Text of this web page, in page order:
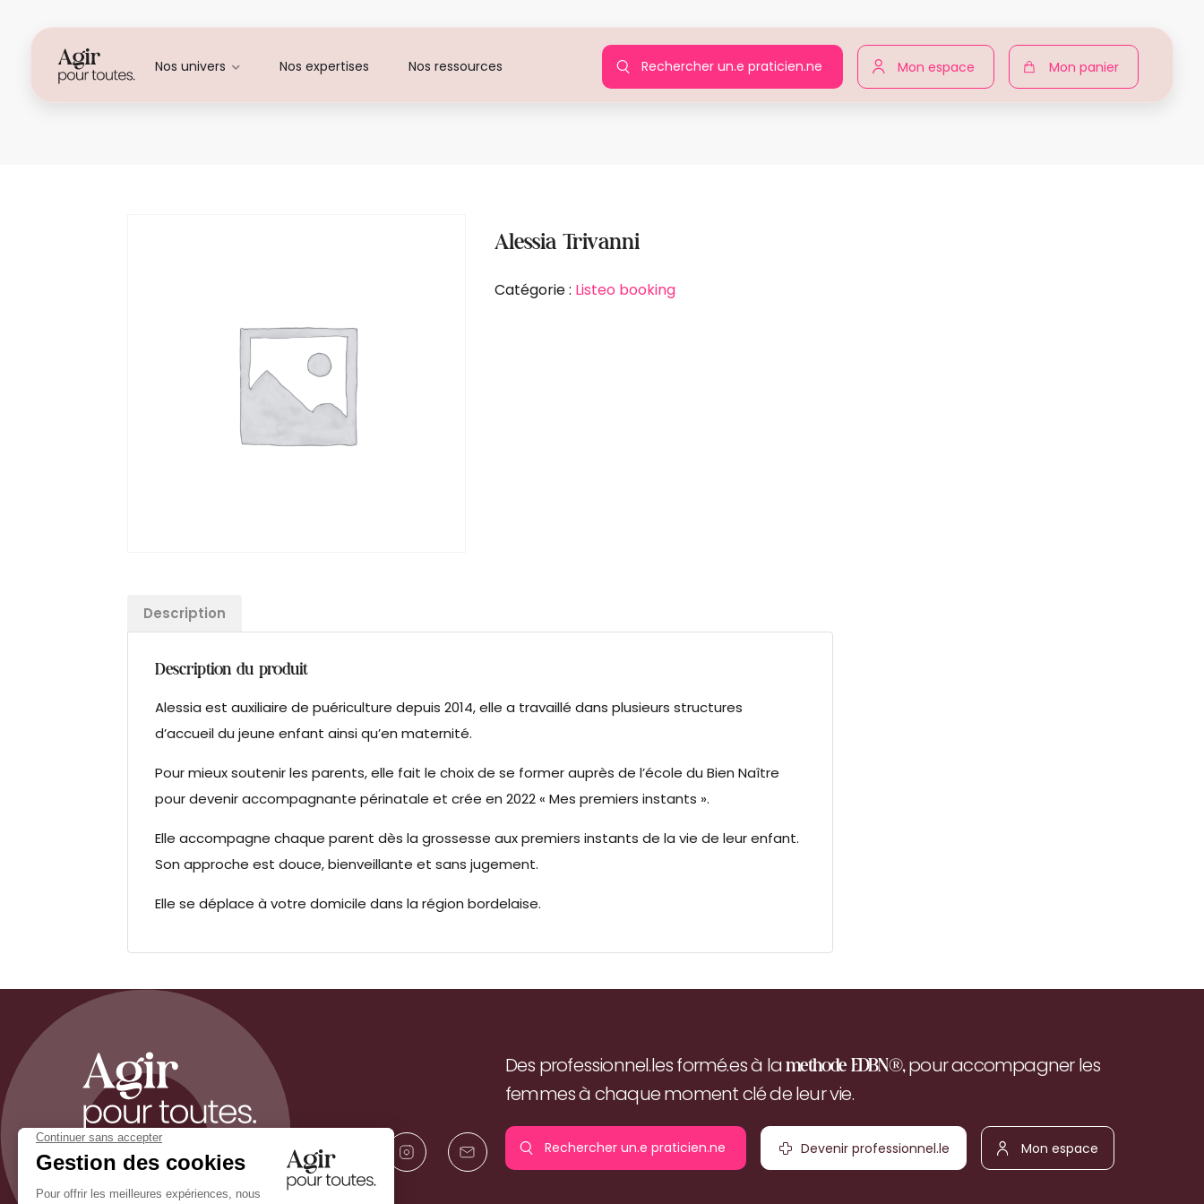
Nos univers Nos expertises Nos ressources Rechercher un.e praticien.ne Mon espace Mon panier
Alessia Trivanni Agir pour toutes Produits Alessia Trivanni
Alessia Trivanni
Catégorie : Listeo booking
Description
Description du produit
Alessia est auxiliaire de puériculture depuis 2014, elle a travaillé dans plusieurs structures
d’accueil du jeune enfant ainsi qu’en maternité.
Pour mieux soutenir les parents, elle fait le choix de se former auprès de l’école du Bien Naître
pour devenir accompagnante périnatale et crée en 2022 « Mes premiers instants ».
Elle accompagne chaque parent dès la grossesse aux premiers instants de la vie de leur enfant.
Son approche est douce, bienveillante et sans jugement.
Elle se déplace à votre domicile dans la région bordelaise.
Des professionnel.les formé.es à lamethode EDBN®,pour accompagner les
femmes à chaque moment clé de leur vie.
Rechercher un.e
praticien.ne
Devenir
professionnel.le
Mon
espace